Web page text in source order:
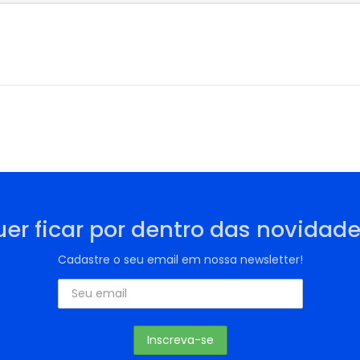
ficar por dentro das
Cadastre o seu email em nossa newsletter!